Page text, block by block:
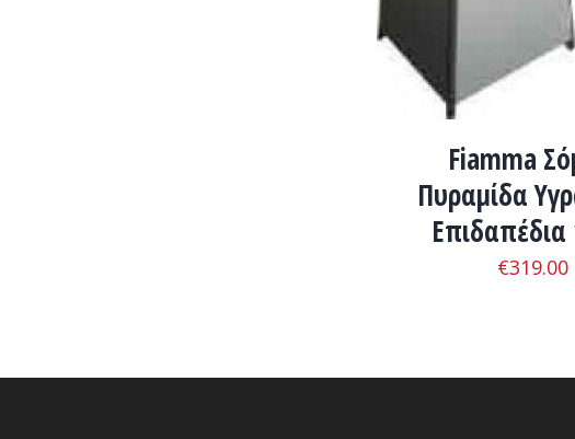
Fiamma
Πυραμίδα
Επιδαπέδια
€319.00